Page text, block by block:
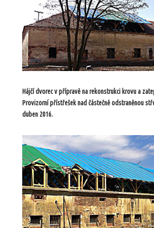
Hájčí dvorec v přípravě na rekonstrukci krovu a
Provizorní přístřešek nad částečně odstraněnou
duben 2016.